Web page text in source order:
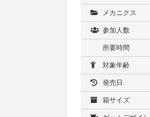
メカニクス
参加人数
所要時間
対象年齢
発売日
箱サイズ